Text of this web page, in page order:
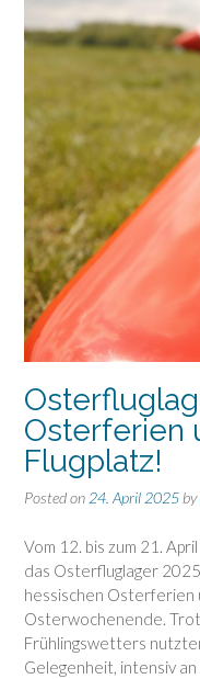
Osterferien
Flugplatz!
Posted on 24. April 2025 by
Vom 12. bis zum 21.
das Osterfluglager
hessischen Osterferien
Osterwochenende.
Frühlingswetters
Gelegenheit, intensiv